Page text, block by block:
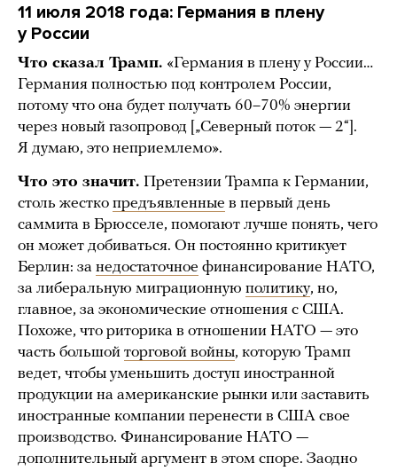
11 июля 2018 года: Германия в плену
у России
Что сказал Трамп. «Германия в плену у России…
Германия полностью под контролем России,
потому что она будет получать 60–70% энергии
через новый газопровод [„Северный поток — 2“].
Я думаю, это неприемлемо».
Что это значит. Претензии Трампа к Германии,
столь жестко предъявленные в первый день
саммита в Брюсселе, помогают лучше понять, чего
он может добиваться. Он постоянно критикует
Берлин: за недостаточное финансирование НАТО,
за либеральную миграционную политику, но,
главное, за экономические отношения с США.
Похоже, что риторика в отношении НАТО — это
часть большой торговой войны, которую Трамп
ведет, чтобы уменьшить доступ иностранной
продукции на американские рынки или заставить
иностранные компании перенести в США свое
производство. Финансирование НАТО —
дополнительный аргумент в этом споре. Заодно